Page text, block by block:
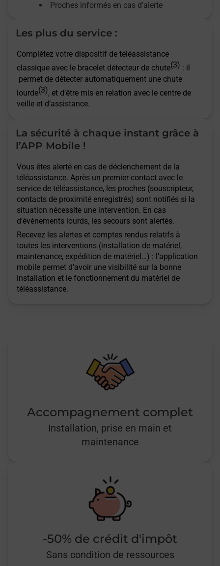
Proches informés en cas d’alerte
Les plus du service :
Complétez votre dispositif de téléassistance
classique avec le bracelet détecteur de chute(3) : il
permet de détecter automatiquement une chute
lourde(3), et d’être mis en relation avec le centre de
veille et d’assistance.
La sécurité à chaque instant grâce à
l’APP Mobile !
Vous êtes alerté en cas de déclenchement de la
téléassistance. Après un premier contact avec le
service de téléassistance, les proches (souscripteur,
contacts de proximité enregistrés) sont notifiés si la
situation nécessite une intervention. En cas
d’événements lourds, les secours sont alertés.
Recevez les alertes et comptes rendus relatifs à
toutes les interventions (installation de matériel,
maintenance, expédition de matériel…) : l’application
mobile permet d’avoir une visibilité sur la bonne
installation et le fonctionnement du matériel de
téléassistance.
Accompagnement complet
Installation, prise en main et
maintenance
-50% de crédit d'impôt
Sans condition de ressources